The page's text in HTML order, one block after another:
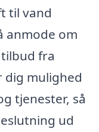
til vand
anmode om
fra
dig mulighed
tjenester, så
ud